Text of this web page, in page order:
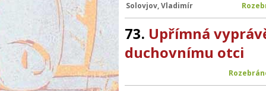
Solovjov, Vladimír
73. Upřímná
duchovnímu otci